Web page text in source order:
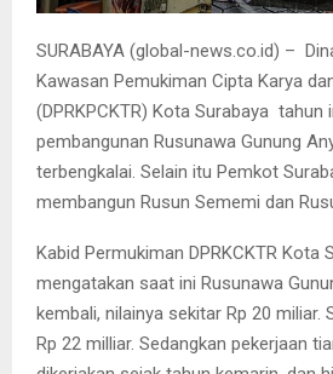
SURABAYA (global-news.co.id) –
Kawasan Pemukiman Cipta Karya
(DPRKPCKTR) Kota Surabaya tahun
pembangunan Rusunawa Gunung
terbengkalai. Selain itu Pemkot
membangun Rusun Sememi dan
Kabid Permukiman DPRKCKTR Kota
mengatakan saat ini Rusunawa
kembali, nilainya sekitar Rp 20 miliar.
Rp 22 milliar. Sedangkan pekerjaan